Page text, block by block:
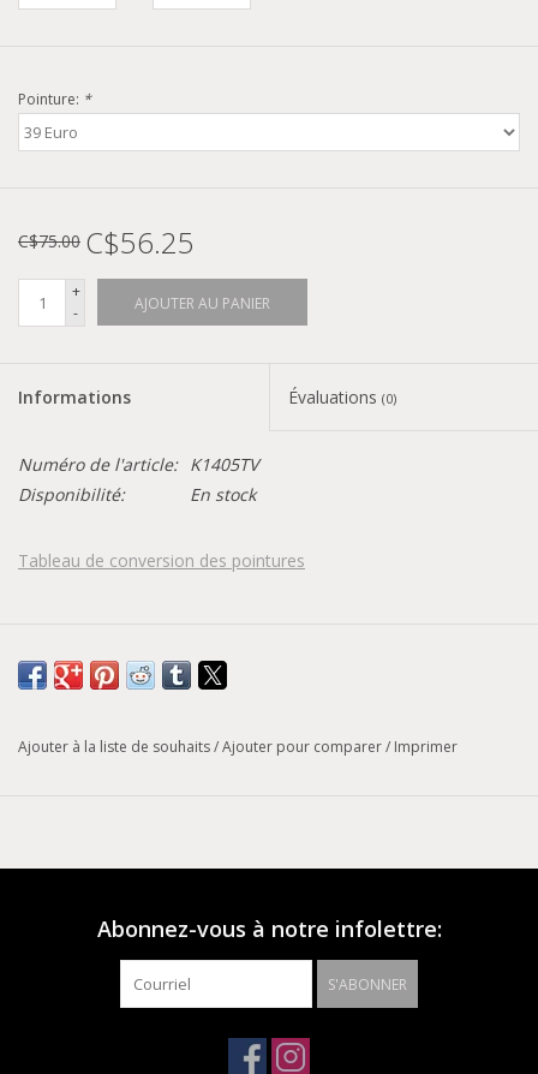
Pointure: *
C$75.00 C$56.25
+
-
AJOUTER AU PANIER
Informations Évaluations (0)
Numéro de l'article: K1405TV
Disponibilité:
En stock
Tableau de conversion des pointures
Ajouter à la liste de souhaits/Ajouter pour comparer/ Imprimer
Abonnez-vous à notre infolettre:
S'ABONNER